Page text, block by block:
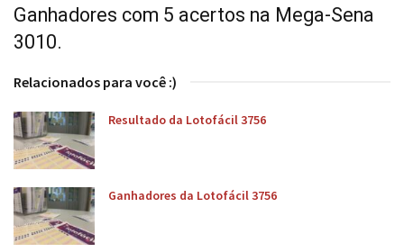
Ganhadores com 5 acertos na Mega-Sena
3010.
Relacionados para você :)
Resultado da Lotofácil 3756
Ganhadores da Lotofácil 3756